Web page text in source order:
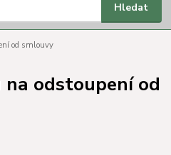
Hledat
od smlouvy
na odstoupení od